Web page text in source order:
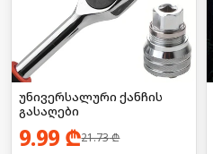
უნივერსალური ქანჩის
გასაღები
9.99 ₾21.73₾